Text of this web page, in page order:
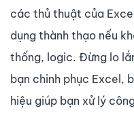
các thủ thuật của
dụng thành thạo nếu
thống, logic. Đừng lo
bạn chinh phục Excel,
hiệu giúp bạn xử lý